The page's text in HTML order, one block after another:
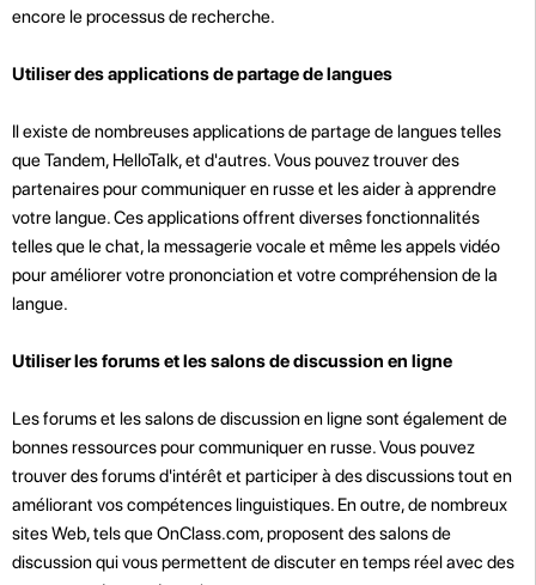
encore le processus de recherche.
Utiliser des applications de partage de langues
Il existe de nombreuses applications de partage de langues telles
que Tandem, HelloTalk, et d'autres. Vous pouvez trouver des
partenaires pour communiquer en russe et les aider à apprendre
votre langue. Ces applications offrent diverses fonctionnalités
telles que le chat, la messagerie vocale et même les appels vidéo
pour améliorer votre prononciation et votre compréhension de la
langue.
Utiliser les forums et les salons de discussion en ligne
Les forums et les salons de discussion en ligne sont également de
bonnes ressources pour communiquer en russe. Vous pouvez
trouver des forums d'intérêt et participer à des discussions tout en
améliorant vos compétences linguistiques. En outre, de nombreux
sites Web, tels que OnClass.com, proposent des salons de
discussion qui vous permettent de discuter en temps réel avec des